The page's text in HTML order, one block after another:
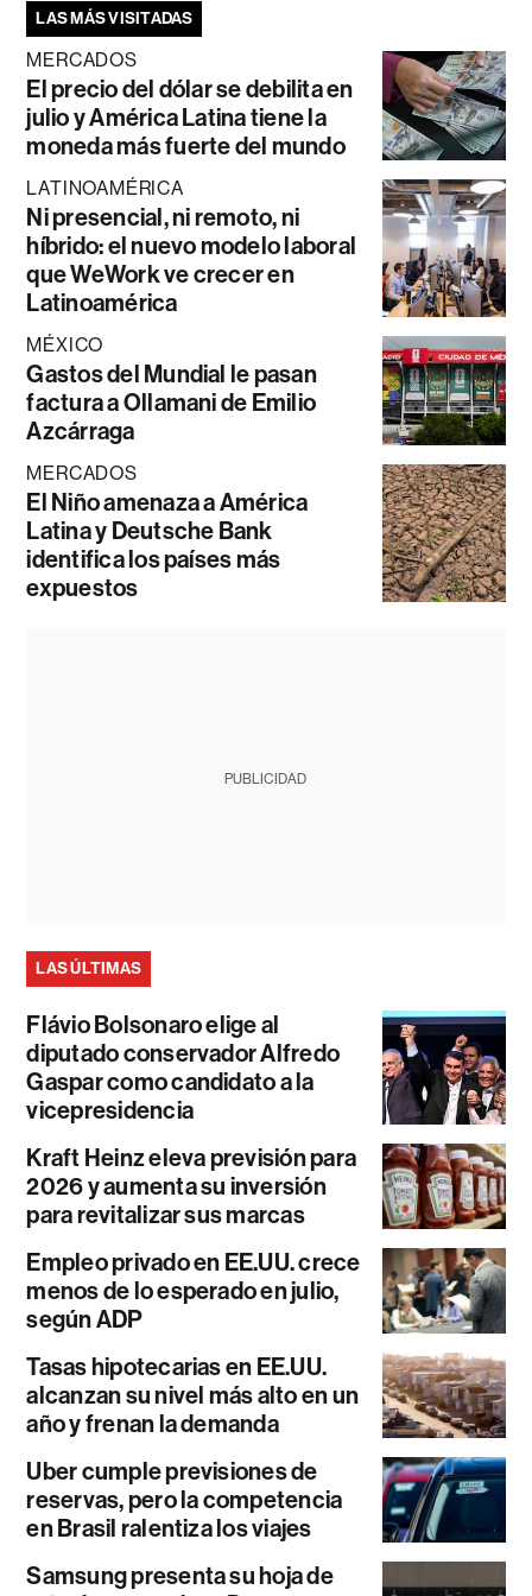
LAS MÁS VISITADAS
MERCADOS
El precio del dólar se debilita en
julio y América Latina tiene la
moneda más fuerte del mundo
LATINOAMÉRICA
Ni presencial, ni remoto, ni
híbrido: el nuevo modelo laboral
que WeWork ve crecer en
Latinoamérica
MÉXICO
Gastos del Mundial le pasan
factura a Ollamani de Emilio
Azcárraga
MERCADOS
El Niño amenaza a América
Latina y Deutsche Bank
identifica los países más
expuestos
PUBLICIDAD
LAS ÚLTIMAS
Flávio Bolsonaro elige al
diputado conservador Alfredo
Gaspar como candidato a la
vicepresidencia
Kraft Heinz eleva previsión para
2026 y aumenta su inversión
para revitalizar sus marcas
Empleo privado en EE.UU. crece
menos de lo esperado en julio,
según ADP
Tasas hipotecarias en EE.UU.
alcanzan su nivel más alto en un
año y frenan la demanda
Uber cumple previsiones de
reservas, pero la competencia
en Brasil ralentiza los viajes
Samsung presenta su hoja de